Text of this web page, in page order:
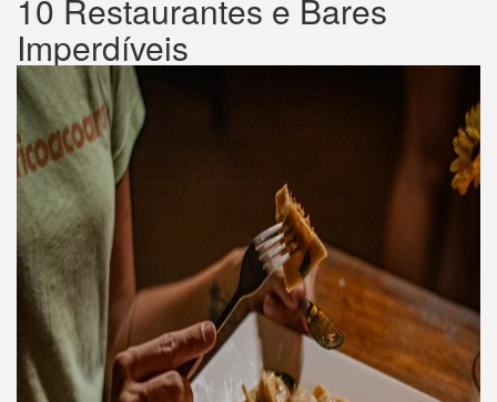
10 Restaurantes e Bares
Imperdíveis